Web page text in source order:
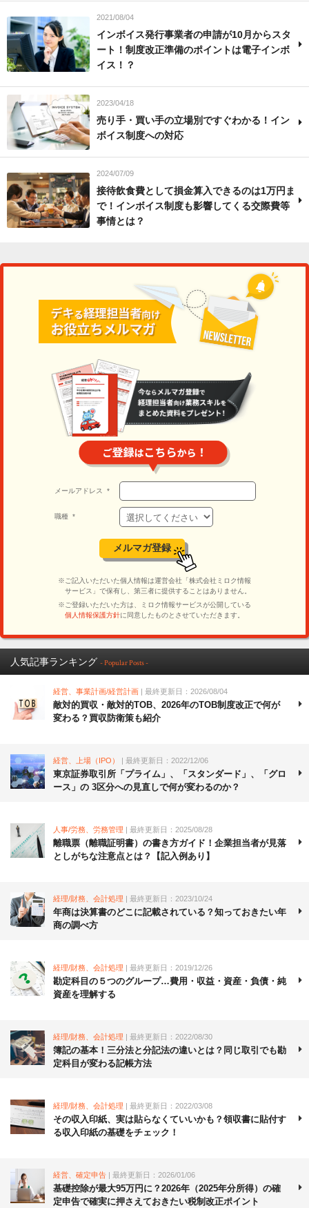
2021/08/04
インボイス発行事業者の申請が10月からスタ
ート！制度改正準備のポイントは電子インボ
イス！？
2023/04/18
売り手・買い手の立場別ですぐわかる！イン
ボイス制度への対応
2024/07/09
接待飲食費として損金算入できるのは1万円ま
で！インボイス制度も影響してくる交際費等
事情とは？
人気記事ランキング - Popular Posts -
経営、事業計画/経営計画 | 最終更新日：2026/08/04
敵対的買収・敵対的TOB、2026年のTOB制度改正で何が
変わる？買収防衛策も紹介
経営、上場（IPO） | 最終更新日：2022/12/06
東京証券取引所「プライム」、「スタンダード」、「グロ
ース」の 3区分への見直しで何が変わるのか？
人事/労務、労務管理 | 最終更新日：2025/08/28
離職票（離職証明書）の書き方ガイド！企業担当者が見落
としがちな注意点とは？【記入例あり】
経理/財務、会計処理 | 最終更新日：2023/10/24
年商は決算書のどこに記載されている？知っておきたい年
商の調べ方
経理/財務、会計処理 | 最終更新日：2019/12/26
勘定科目の５つのグループ…費用・収益・資産・負債・純
資産を理解する
経理/財務、会計処理 | 最終更新日：2022/08/30
簿記の基本！三分法と分記法の違いとは？同じ取引でも勘
定科目が変わる記帳方法
経理/財務、会計処理 | 最終更新日：2022/03/08
その収入印紙、実は貼らなくていいかも？領収書に貼付す
る収入印紙の基礎をチェック！
経営、確定申告 | 最終更新日：2026/01/06
基礎控除が最大95万円に？2026年（2025年分所得）の確
定申告で確実に押さえておきたい税制改正ポイント